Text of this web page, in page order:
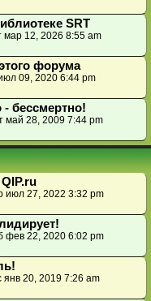
SRT
мар 12, 2026 8:55 am
форума
09, 2020 6:44 pm
бессмертно!
май 28, 2009 7:44 pm
июл 27, 2022 3:32 pm
фев 22, 2020 6:02 pm
янв 20, 2019 7:26 am